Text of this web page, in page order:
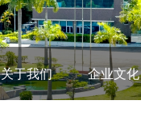
关于我们 企业文化